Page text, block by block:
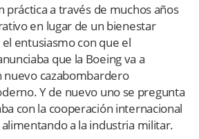
práctica a través de muchos años
en lugar de un bienestar
entusiasmo con que el
que la Boeing va a
nuevo cazabombardero
Y de nuevo uno se pregunta
con la cooperación internacional
a la industria militar.